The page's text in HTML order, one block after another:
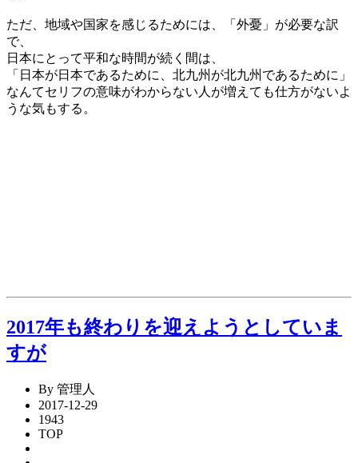
ただ、地域や国家を感じるためには、「外憂」が必要な訳
で、
日本にとって平和な時間が続く間は、
「日本が日本であるために、北九州が北九州であるために」
なんてセリフの意味がわからない人が増えても仕方がないよ
うな気もする。
2017年も終わりを迎えようとしていま
すが
By 管理人
2017-12-29
1943
TOP